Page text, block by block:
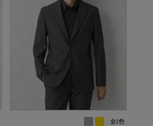
全2色